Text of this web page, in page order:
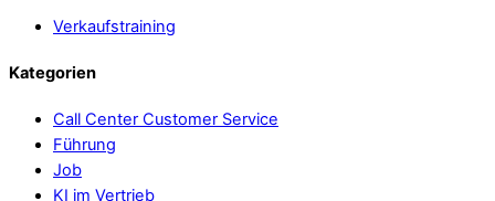
Verkaufstraining
Kategorien
Call Center Customer Service
Führung
Job
KI im Vertrieb